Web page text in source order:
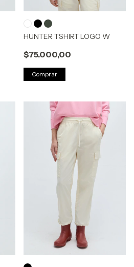
HUNTER TSHIRT LOGO W
$75.000,00
Comprar